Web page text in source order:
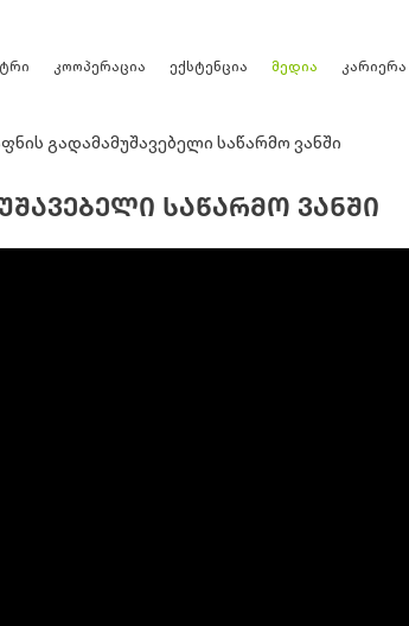
კოოპერაცია ექსტენცია მედია კარიერა
გადამამუშავებელი საწარმო ვანში
ᲡᲐᲬᲐᲠᲛᲝ ᲕᲐᲜᲨᲘ